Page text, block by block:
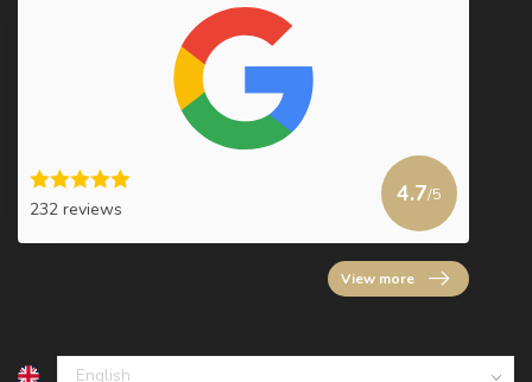
232 reviews
4.7/5
View more